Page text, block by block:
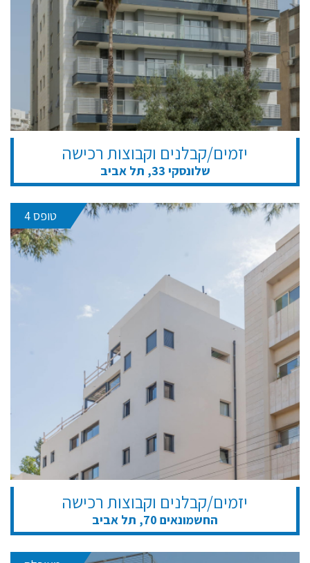
יזמים/קבלנים וקבוצות רכישה
שלונסקי 33, תל אביב
טופס 4
יזמים/קבלנים וקבוצות רכישה
החשמונאים 70, תל אביב